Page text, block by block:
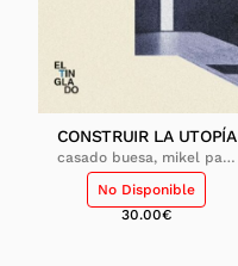
CONSTRUIR LA UTOPÍA
casado buesa, mikel pau;
el tinglado, col·lectiu
d'arquitectes
No Disponible
30.00€